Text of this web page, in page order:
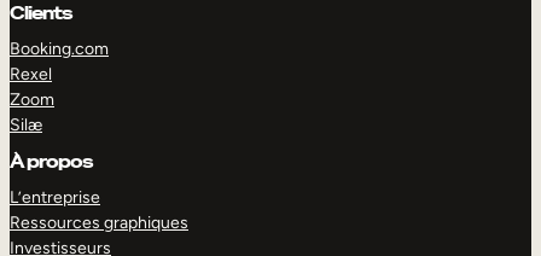
Clients
Booking.com
Rexel
Zoom
Silæ
À propos
L’entreprise
Ressources graphiques
Investisseurs